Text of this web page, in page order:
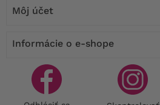
Môj účet
Informácie o e-shope